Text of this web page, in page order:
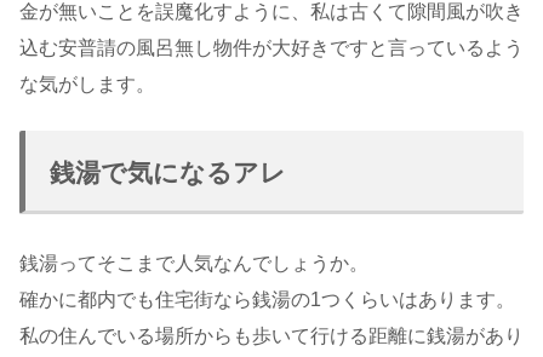
金が無いことを誤魔化すように、私は古くて隙間風が吹き
込む安普請の風呂無し物件が大好きですと言っているよう
な気がします。
銭湯で気になるアレ
銭湯ってそこまで人気なんでしょうか。
確かに都内でも住宅街なら銭湯の1つくらいはあります。
私の住んでいる場所からも歩いて行ける距離に銭湯があり